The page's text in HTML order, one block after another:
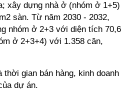
xây dựng nhà ở (nhóm ở 1+5)
sàn. Từ năm 2030 - 2032,
nhóm ở 2+3 với diện tích 70,6
ở 2+3+4) với 1.358 căn,
thời gian bán hàng, kinh doanh
dự án.